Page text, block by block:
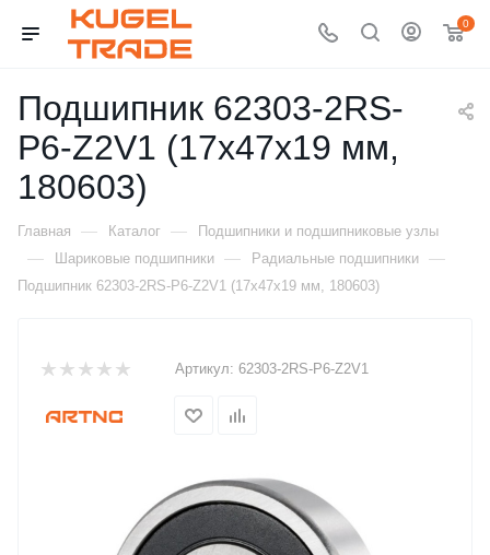
0
Подшипник 62303-2RS-
P6-Z2V1 (17x47x19 мм,
180603)
Главная — Каталог — Подшипники и подшипниковые узлы
— Шариковые подшипники — Радиальные подшипники —
Подшипник 62303-2RS-P6-Z2V1 (17x47x19 мм, 180603)
Артикул: 62303-2RS-P6-Z2V1